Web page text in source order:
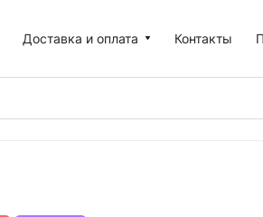
Доставка и оплата Контакты